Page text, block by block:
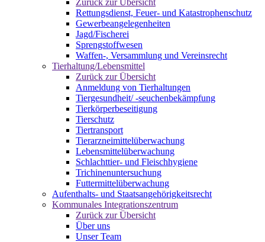
Rettungsdienst, Feuer- und Katastrophenschutz
Gewerbeangelegenheiten
Jagd/Fischerei
Sprengstoffwesen
Waffen-, Versammlung und Vereinsrecht
Tierhaltung/Lebensmittel
Zurück zur Übersicht
Anmeldung von Tierhaltungen
Tiergesundheit/ -seuchenbekämpfung
Tierkörperbeseitigung
Tierschutz
Tiertransport
Tierarzneimittelüberwachung
Lebensmittelüberwachung
Schlachttier- und Fleischhygiene
Trichinenuntersuchung
Futtermittelüberwachung
Aufenthalts- und Staatsangehörigkeitsrecht
Kommunales Integrationszentrum
Zurück zur Übersicht
Über uns
Unser Team